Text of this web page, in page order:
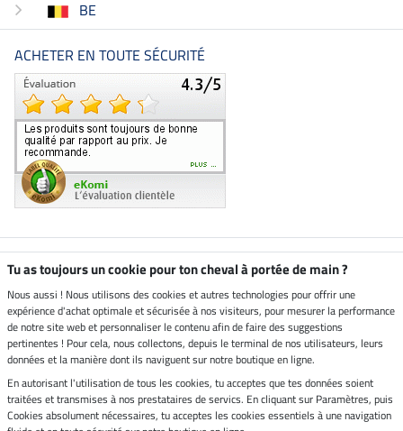
BE
ACHETER EN TOUTE SÉCURITÉ
Boutique climatiquement
neutre
Livraison par
Paiement sécurisé
Tu as toujours un cookie pour ton cheval à portée de main ?
Nous aussi ! Nous utilisons des cookies et autres technologies pour offrir une
expérience d'achat optimale et sécurisée à nos visiteurs, pour mesurer la performance
de notre site web et personnaliser le contenu afin de faire des suggestions
pertinentes ! Pour cela, nous collectons, depuis le terminal de nos utilisateurs, leurs
données et la manière dont ils naviguent sur notre boutique en ligne.
En autorisant l'utilisation de tous les cookies, tu acceptes que tes données soient
traitées et transmises à nos prestataires de servics. En cliquant sur Paramètres, puis
Cookies absolument nécessaires, tu acceptes les cookies essentiels à une navigation